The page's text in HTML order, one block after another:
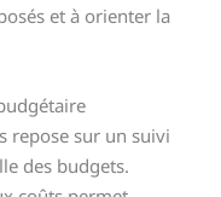
et à orienter la
repose sur un suivi
des budgets.